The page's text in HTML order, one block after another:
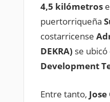
4,5 kilómetros
puertorriqueña
costarricense
DEKRA) se ubicó
Development
Entre tanto,